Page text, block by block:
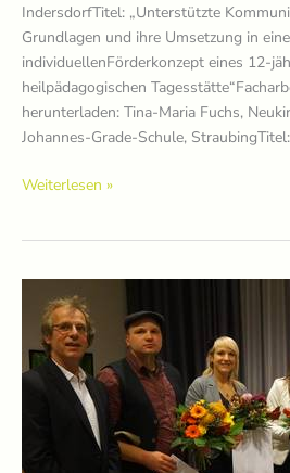
IndersdorfTitel: „Unterstützte
Grundlagen und ihre Umsetzung in
individuellenFörderkonzept eines 12-
heilpädagogischen
herunterladen: Tina-Maria Fuchs,
Johannes-Grade-Schule, StraubingTitel:
Preisträger*innen
Weiterlesen »